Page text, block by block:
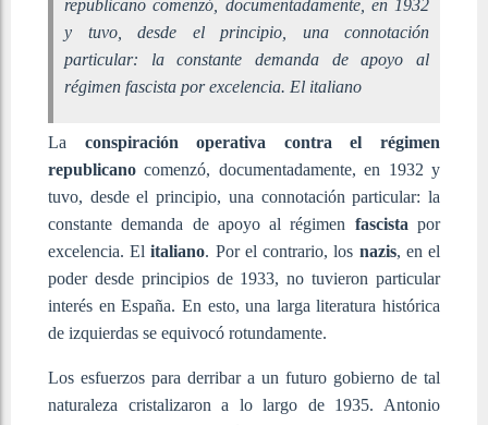
republicano comenzó, documentadamente, en 1932
y tuvo, desde el principio, una connotación
particular: la constante demanda de apoyo al
régimen fascista por excelencia. El italiano
La conspiración operativa contra el régimen
republicano comenzó, documentadamente, en 1932 y
tuvo, desde el principio, una connotación particular: la
constante demanda de apoyo al régimen fascistapor
excelencia. Elitaliano. Por el contrario, los nazis, en el
poder desde principios de 1933, no tuvieron particular
interés en España. En esto, una larga literatura histórica
de izquierdas se equivocó rotundamente.
Los esfuerzos para derribar a un futuro gobierno de tal
naturaleza cristalizaron a lo largo de 1935. Antonio